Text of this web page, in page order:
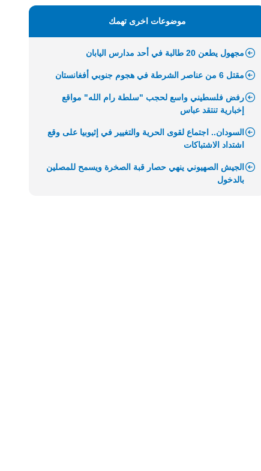
موضوعات اخرى تهمك
مجهول يطعن 20 طالبة في أحد مدارس اليابان
مقتل 6 من عناصر الشرطة في هجوم جنوبي أفغانستان
رفض فلسطيني واسع لحجب "سلطة رام الله" مواقع
إخبارية تنتقد عباس
السودان.. اجتماع لقوى الحرية والتغيير في إثيوبيا على وقع
اشتداد الاشتباكات
الجيش الصهيوني ينهي حصار قبة الصخرة ويسمح للمصلين
بالدخول